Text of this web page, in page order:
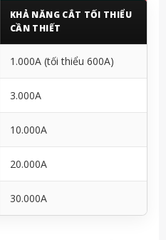
KHẢ NĂNG CẮT TỐI THIỂU
CẦN THIẾT
1.000A (tối thiểu 600A)
3.000A
10.000A
20.000A
30.000A